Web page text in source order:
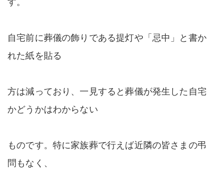
自宅前に葬儀の飾りである提灯や「忌中」と書か
れた紙を貼る
方は減っており、一見すると葬儀が発生した自宅
かどうかはわからない
ものです。特に家族葬で行えば近隣の皆さまの弔
問もなく、